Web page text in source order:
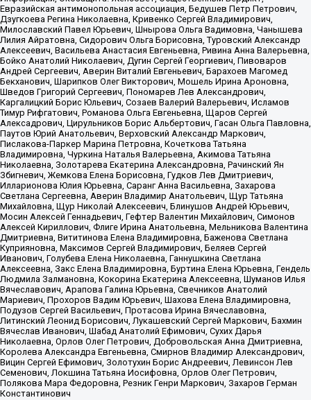
Евразийская антимонопольная ассоциация, Бедушев Петр Петрович,
Дзугкоева Регина Николаевна, Кривенко Сергей Владимирович,
Милославский Павел Юрьевич, Шнырова Ольга Вадимовна, Чанышева
Лилия Айратовна, Сидорович Ольга Борисовна, Туровский Александр
Алексеевич, Васильева Анастасия Евгеньевна, Ривина Анна Валерьевна,
Бойко Анатолий Николаевич, Дугин Сергей Георгиевич, Пивоваров
Андрей Сергеевич, Аверин Виталий Евгеньевич, Барахоев Магомед
Бекханович, Шарипков Олег Викторович, Мошель Ирина Ароновна,
Шведов Григорий Сергеевич, Пономарев Лев Александрович,
Каргалицкий Борис Юльевич, Созаев Валерий Валерьевич, Исламов
Тимур Рифгатович, Романова Ольга Евгеньевна, Щаров Сергей
Алексадрович, Цирульников Борис Альбертович, Гасан Ольга Павловна,
Паутов Юрий Анатольевич, Верховский Александр Маркович,
Пислакова-Паркер Марина Петровна, Кочеткова Татьяна
Владимировна, Чуркина Наталья Валерьевна, Акимова Татьяна
Николаевна, Золотарева Екатерина Александровна, Рачинский Ян
Збигневич, Жемкова Елена Борисовна, Гудков Лев Дмитриевич,
Илларионова Юлия Юрьевна, Саранг Анна Васильевна, Захарова
Светлана Сергеевна, Аверин Владимир Анатольевич, Щур Татьяна
Михайловна, Щур Николай Алексеевич, Блинушов Андрей Юрьевич,
Мосин Алексей Геннадьевич, Гефтер Валентин Михайлович, Симонов
Алексей Кириллович, Флиге Ирина Анатольевна, Мельникова Валентина
Дмитриевна, Вититинова Елена Владимировна, Баженова Светлана
Куприяновна, Максимов Сергей Владимирович, Беляев Сергей
Иванович, Голубева Елена Николаевна, Ганнушкина Светлана
Алексеевна, Закс Елена Владимировна, Буртина Елена Юрьевна, Гендель
Людмила Залмановна, Кокорина Екатерина Алексеевна, Шуманов Илья
Вячеславович, Арапова Галина Юрьевна, Свечников Анатолий
Мариевич, Прохоров Вадим Юрьевич, Шахова Елена Владимировна,
Подузов Сергей Васильевич, Протасова Ирина Вячеславовна,
Литинский Леонид Борисович, Лукашевский Сергей Маркович, Бахмин
Вячеслав Иванович, Шабад Анатолий Ефимович, Сухих Дарья
Николаевна, Орлов Олег Петрович, Добровольская Анна Дмитриевна,
Королева Александра Евгеньевна, Смирнов Владимир Александрович,
Вицин Сергей Ефимович, Золотухин Борис Андреевич, Левинсон Лев
Семенович, Локшина Татьяна Иосифовна, Орлов Олег Петрович,
Полякова Мара Федоровна, Резник Генри Маркович, Захаров Герман
Константинович